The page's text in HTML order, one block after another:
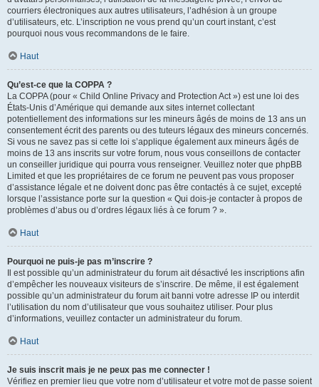
courriers électroniques aux autres utilisateurs, l’adhésion à un groupe
d’utilisateurs, etc. L’inscription ne vous prend qu’un court instant, c’est
pourquoi nous vous recommandons de le faire.
Haut
Qu’est-ce que la COPPA ?
La COPPA (pour « Child Online Privacy and Protection Act ») est une loi des
États-Unis d’Amérique qui demande aux sites internet collectant
potentiellement des informations sur les mineurs âgés de moins de 13 ans un
consentement écrit des parents ou des tuteurs légaux des mineurs concernés.
Si vous ne savez pas si cette loi s’applique également aux mineurs âgés de
moins de 13 ans inscrits sur votre forum, nous vous conseillons de contacter
un conseiller juridique qui pourra vous renseigner. Veuillez noter que phpBB
Limited et que les propriétaires de ce forum ne peuvent pas vous proposer
d’assistance légale et ne doivent donc pas être contactés à ce sujet, excepté
lorsque l’assistance porte sur la question « Qui dois-je contacter à propos de
problèmes d’abus ou d’ordres légaux liés à ce forum ? ».
Haut
Pourquoi ne puis-je pas m’inscrire ?
Il est possible qu’un administrateur du forum ait désactivé les inscriptions afin
d’empêcher les nouveaux visiteurs de s’inscrire. De même, il est également
possible qu’un administrateur du forum ait banni votre adresse IP ou interdit
l’utilisation du nom d’utilisateur que vous souhaitez utiliser. Pour plus
d’informations, veuillez contacter un administrateur du forum.
Haut
Je suis inscrit mais je ne peux pas me connecter !
Vérifiez en premier lieu que votre nom d’utilisateur et votre mot de passe soient